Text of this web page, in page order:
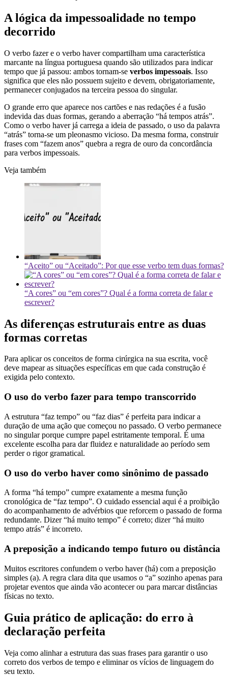
A lógica da impessoalidade no tempo
decorrido
O verbo fazer e o verbo haver compartilham uma característica
marcante na língua portuguesa quando são utilizados para indicar
tempo que já passou: ambos tornam-se verbos impessoais. Isso
significa que eles não possuem sujeito e devem, obrigatoriamente,
permanecer conjugados na terceira pessoa do singular.
O grande erro que aparece nos cartões e nas redações é a fusão
indevida das duas formas, gerando a aberração “há tempos atrás”.
Como o verbo haver já carrega a ideia de passado, o uso da palavra
“atrás” torna-se um pleonasmo vicioso. Da mesma forma, construir
frases com “fazem anos” quebra a regra de ouro da concordância
para verbos impessoais.
Veja também
“Aceito” ou “Aceitado”: Por que esse verbo tem duas formas?
“A cores” ou “em cores”? Qual é a forma correta de falar e
escrever?
As diferenças estruturais entre as duas
formas corretas
Para aplicar os conceitos de forma cirúrgica na sua escrita, você
deve mapear as situações específicas em que cada construção é
exigida pelo contexto.
O uso do verbo fazer para tempo transcorrido
A estrutura “faz tempo” ou “faz dias” é perfeita para indicar a
duração de uma ação que começou no passado. O verbo permanece
no singular porque cumpre papel estritamente temporal. É uma
excelente escolha para dar fluidez e naturalidade ao período sem
perder o rigor gramatical.
O uso do verbo haver como sinônimo de passado
A forma “há tempo” cumpre exatamente a mesma função
cronológica de “faz tempo”. O cuidado essencial aqui é a proibição
do acompanhamento de advérbios que reforcem o passado de forma
redundante. Dizer “há muito tempo” é correto; dizer “há muito
tempo atrás” é incorreto.
A preposição a indicando tempo futuro ou distância
Muitos escritores confundem o verbo haver (há) com a preposição
simples (a). A regra clara dita que usamos o “a” sozinho apenas para
projetar eventos que ainda vão acontecer ou para marcar distâncias
físicas no texto.
Guia prático de aplicação: do erro à
declaração perfeita
Veja como alinhar a estrutura das suas frases para garantir o uso
correto dos verbos de tempo e eliminar os vícios de linguagem do
seu texto.